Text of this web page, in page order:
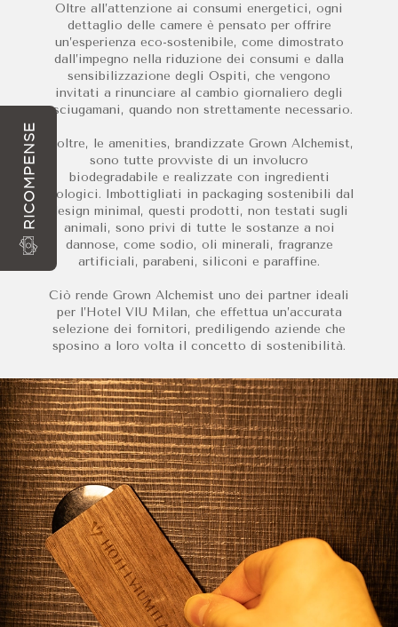
Oltre all’attenzione ai consumi energetici, ogni
dettaglio delle camere è pensato per offrire
un’esperienza eco-sostenibile, come dimostrato
dall’impegno nella riduzione dei consumi e dalla
sensibilizzazione degli Ospiti, che vengono
invitati a rinunciare al cambio giornaliero degli
asciugamani, quando non strettamente necessario.
Inoltre, le amenities, brandizzate Grown Alchemist,
sono tutte provviste di un involucro
biodegradabile e realizzate con ingredienti
biologici. Imbottigliati in packaging sostenibili dal
design minimal, questi prodotti, non testati sugli
animali, sono privi di tutte le sostanze a noi
dannose, come sodio, oli minerali, fragranze
artificiali, parabeni, siliconi e paraffine.
Ciò rende Grown Alchemist uno dei partner ideali
per l’Hotel VIU Milan, che effettua un’accurata
selezione dei fornitori, prediligendo aziende che
sposino a loro volta il concetto di sostenibilità.
RICOMPENSE